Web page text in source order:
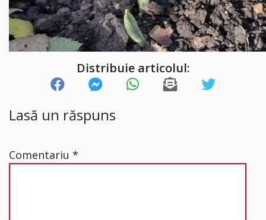
Distribuie articolul:
Lasă un răspuns
Comentariu *